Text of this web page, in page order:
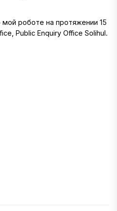
роботе на протяжении 15
Public Enquiry Office Solihul.